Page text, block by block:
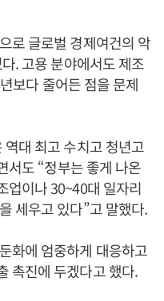
로 글로벌 경제여건의 악
. 고용 분야에서도 제조
보다 줄어든 점을 문제
대 최고 수치고 청년고
서도 “정부는 좋게 나온
업이나 30~40대 일자리
세우고 있다”고 말했다.
화에 엄중하게 대응하고
촉진에 두겠다고 했다.